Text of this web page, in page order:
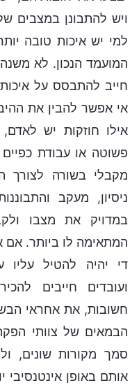
ויש להתבונן במצבים
למי יש איכות טובה
המועמד הנכון. לא
חייב להתבסס על
אי אפשר להבין את
אילו חוזקות יש
פשוטה או עבודת
מקבלי בשורה
ניסיון, מעקב
במדויק את מצבו
המתאימה לו ביותר. אם
די יהיה להטיל עליו
ועובדים חייבים
חשובות, את אחראי
הבמאים של צוותי
סמך מקורות שונים,
אותם באופן אינטנסיבי